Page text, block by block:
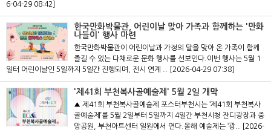
6-04-29 08:42]
한국만화박물관, 어린이날 맞아 가족과 함께하는 '만화
나들이' 행사 마련
한국만화박물관이 어린이날과 가정의 달을 맞아 온 가족이 함께
즐길 수 있는 다채로운 문화 행사를 선보인다.이번 행사는 5월 1
일터 어린이날인 5일까지 5일간 진행되며, 전시 연계 ..
[2026-04-29 07:38]
'제41회 부천복사골예술제' 5월 2일 개막
▲ 제41회 부천복사골예술제 포스터부천시는 ‘제41회 부천복사
골예술제’를 5월 2일부터 5일까지 4일간 부천시청 잔디광장과 중
앙공원, 부천아트센터 일원에서 연다.올해 예술제는 ‘광..
[2026-